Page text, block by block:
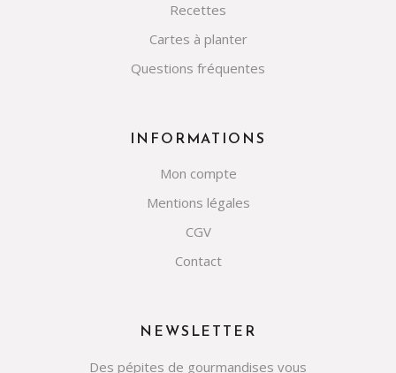
Recettes
Cartes à planter
Questions fréquentes
INFORMATIONS
Mon compte
Mentions légales
CGV
Contact
NEWSLETTER
Des pépites de gourmandises vous